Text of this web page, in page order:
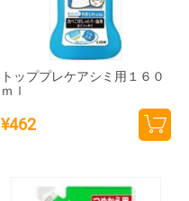
トッププレケアシミ用１６０
ｍｌ
¥462